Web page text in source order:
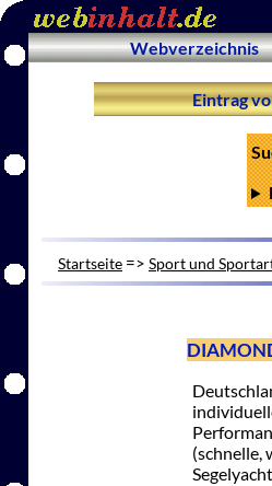
Webverzeichnis
Eintrag
Startseite => Sport und
(schnelle,